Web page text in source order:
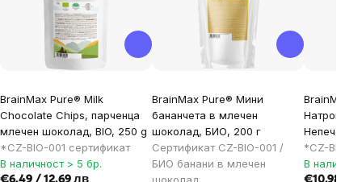
BrainMax Pure® Milk
Chocolate Chips, парченца
млечен шоколад, BIO, 250 g
*CZ-BIO-001 сертификат
В наличност > 5 бр.
BrainMax Pure® Мини
бананчета в млечен
шоколад, БИО, 200 г
Сертификат CZ-BIO-001 /
БИО банани в млечен
BrainMax
Непечени,
*CZ-BIO-
В